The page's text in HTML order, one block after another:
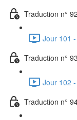
Traduction n° 92
Jour 101
Traduction n° 93
Jour 102
Traduction n°